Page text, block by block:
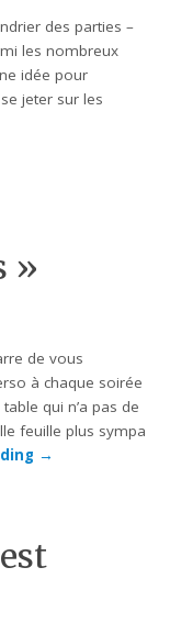
des parties –
les nombreux
idée pour
jeter sur les
»
de vous
à chaque soirée
qui n’a pas de
feuille plus sympa
→